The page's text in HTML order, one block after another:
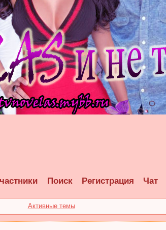
Поиск Регистрация Чат
Активные темы